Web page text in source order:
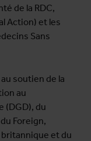
de la RDC,
Action) et les
Sans
soutien de la
au
(DGD), du
Foreign,
et du